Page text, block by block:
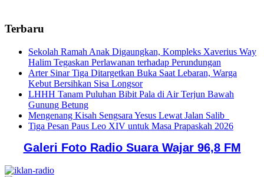
Terbaru
Sekolah Ramah Anak Digaungkan, Kompleks Xaverius Way
Halim Tegaskan Perlawanan terhadap Perundungan
Arter Sinar Tiga Ditargetkan Buka Saat Lebaran, Warga
Kebut Bersihkan Sisa Longsor
LHHH Tanam Puluhan Bibit Pala di Air Terjun Bawah
Gunung Betung
Mengenang Kisah Sengsara Yesus Lewat Jalan Salib
Tiga Pesan Paus Leo XIV untuk Masa Prapaskah 2026
Galeri Foto Radio Suara Wajar 96,8 FM